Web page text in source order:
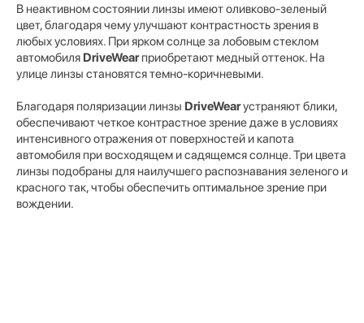
В неактивном состоянии линзы имеют оливково-зеленый
цвет, благодаря чему улучшают контрастность зрения в
любых условиях. При ярком солнце за лобовым стеклом
автомобиля DriveWearприобретают медный оттенок. На
улице линзы становятся темно-коричневыми.
Благодаря поляризации линзы DriveWearустраняют блики,
обеспечивают четкое контрастное зрение даже в условиях
интенсивного отражения от поверхностей и капота
автомобиля при восходящем и садящемся солнце. Три цвета
линзы подобраны для наилучшего распознавания зеленого и
красного так, чтобы обеспечить оптимальное зрение при
вождении.